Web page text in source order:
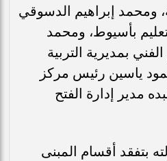
ومحمد إبراهيم الدسوقي
بأسيوط، ومحمد
بمديرية التربية
ياسين رئيس مركز
مدير إدارة الفتح
بتفقد أقسام المبنى